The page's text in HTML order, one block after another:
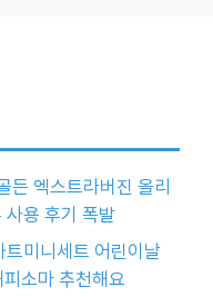
든 엑스트라버진 올리
용 후기 폭발
미니세트 어린이날
소마 추천해요